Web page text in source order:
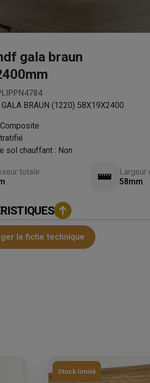
gala braun
BRAUN (1220) 58X19X2400
Composite
sol chauffant : Non
totale
Largeur
58mm
la fiche technique
Stock limité